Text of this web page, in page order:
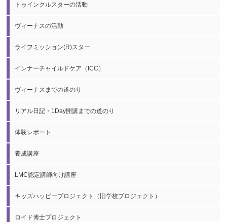
トゥインクルスターの活動
ヴィーナスの活動
ライフミッション(R)スター
インナーチャイルドケア（ICC）
ヴィーナスまでの道のり
リアル日記・1Day開講までの道のり
体験レポート
養成講座
LMC認定講師向け講座
キッズハッピープロジェクト（旧学校プロジェクト）
ロイド博士プロジェクト